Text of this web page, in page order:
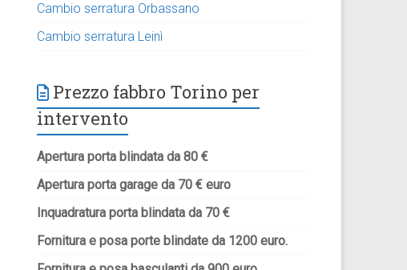
Cambio serratura Orbassano
Cambio serratura Leinì
Prezzo fabbro Torino per
intervento
Apertura porta blindata da 80 €
Apertura porta garage da 70 € euro
Inquadratura porta blindata da 70 €
Fornitura e posa porte blindate da 1200 euro.